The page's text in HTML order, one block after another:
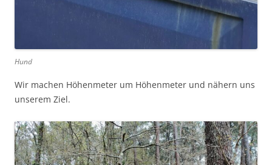
Hund
Wir machen Höhenmeter um Höhenmeter und nähern uns
unserem Ziel.